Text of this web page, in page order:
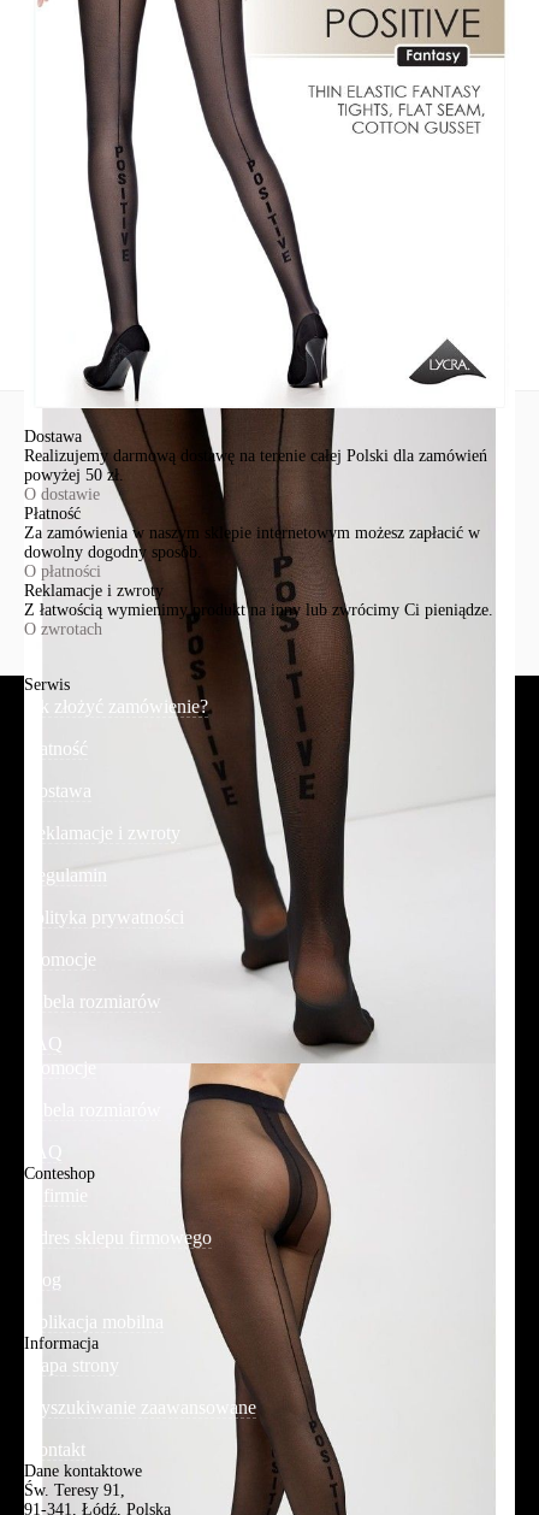
SKU
1001480410020003
poliamid 90%, elastan 10%
Udostępnij produkt
Podmiot odpowiedzialny
EuroTrade Tex Sp z o.o.
91-341, Łódź, Polska
+48 500-503-636
info@conteshop.pl
Ten produkt nie ma pytań Możesz zadać pytanie, klikając przycisk
Zadaj pytanie
Nowe pytanie
Dostawa
Realizujemy darmową dostawę na terenie całej Polski dla zamówień
powyżej 50 zł.
O dostawie
Płatność
Za zamówienia w naszym sklepie internetowym możesz zapłacić w
dowolny dogodny sposób.
O płatności
Reklamacje i zwroty
Z łatwością wymienimy produkt na inny lub zwrócimy Ci pieniądze.
O zwrotach
Serwis
Jak złożyć zamówienie?
Płatność
Dostawa
Reklamacje i zwroty
Regulamin
Polityka prywatności
Promocje
Tabela rozmiarów
FAQ
Promocje
FAQ
Conteshop
O firmie
Adres sklepu firmowego
Blog
Aplikacja mobilna
Informacja
Mapa strony
Wyszukiwanie zaawansowane
Kontakt
Dane kontaktowe
Św. Teresy 91,
91-341, Łódź, Polska